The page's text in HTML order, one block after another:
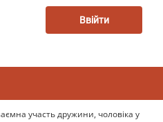
Ввійти
участь дружини, чоловіка у